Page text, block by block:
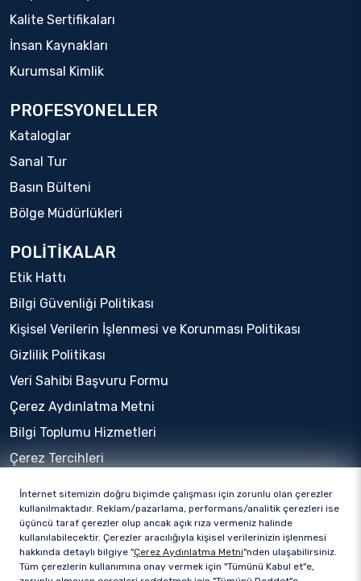
Kalite Sertifikaları
İnsan Kaynakları
Kurumsal Kimlik
PROFESYONELLER
Kataloglar
Sanal Tur
Basın Bülteni
Bölge Müdürlükleri
POLİTİKALAR
Etik Hattı
Bilgi Güvenliği Politikası
Kişisel Verilerin İşlenmesi ve Korunması Politikası
Gizlilik Politikası
Veri Sahibi Başvuru Formu
Çerez Aydınlatma Metni
Bilgi Toplumu Hizmetleri
Çerez Tercihleri
İnternet sitemizin doğru biçimde çalışması için zorunlu olan çerezler
kullanılmaktadır. Reklam/pazarlama, performans/analitik çerezleri ise
üçüncü taraf çerezler olup ancak açık rıza vermeniz halinde
kullanılabilecektir. Çerezler aracılığıyla kişisel verilerinizin işlenmesi
hakkında detaylı bilgiye "Çerez Aydınlatma Metni"nden ulaşabilirsiniz.
Tüm çerezlerin kullanımına onay vermek için "Tümünü Kabul et"e,